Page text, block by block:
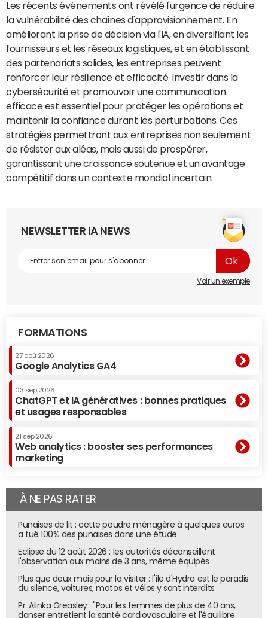
Les récents événements ont révélé l'urgence de réduire
la vulnérabilité des chaînes d'approvisionnement. En
améliorant la prise de décision via l'IA, en diversifiant les
fournisseurs et les réseaux logistiques, et en établissant
des partenariats solides, les entreprises peuvent
renforcer leur résilience et efficacité. Investir dans la
cybersécurité et promouvoir une communication
efficace est essentiel pour protéger les opérations et
maintenir la confiance durant les perturbations. Ces
stratégies permettront aux entreprises non seulement
de résister aux aléas, mais aussi de prospérer,
garantissant une croissance soutenue et un avantage
compétitif dans un contexte mondial incertain.
NEWSLETTER IA NEWS
Voir un exemple
FORMATIONS
27 aoû 2026
Google Analytics GA4
03 sep 2026
ChatGPT et IA génératives : bonnes pratiques
et usages responsables
21 sep 2026
Web analytics : booster ses performances
marketing
À NE PAS RATER
Punaises de lit : cette poudre ménagère à quelques euros
a tué 100% des punaises dans une étude
Eclipse du 12 août 2026 : les autorités déconseillent
l'observation aux moins de 3 ans, même équipés
Plus que deux mois pour la visiter : l'île d'Hydra est le paradis
du silence, voitures, motos et vélos y sont interdits
Pr. Alinka Greasley : "Pour les femmes de plus de 40 ans,
danser entretient la santé cardiovasculaire et l'équilibre